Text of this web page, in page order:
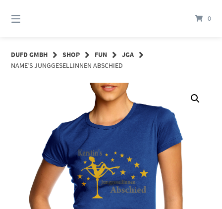
zum
Inhalt
0
DUFD GMBH SHOP FUN
JGA
NAME’S JUNGGESELLINNEN ABSCHIED